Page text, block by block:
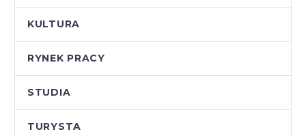
KULTURA
RYNEK PRACY
STUDIA
TURYSTA